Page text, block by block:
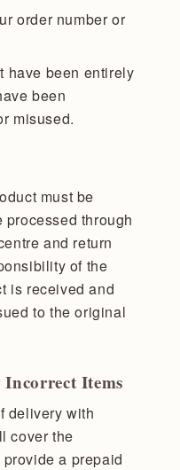
order number or
have been entirely
been
misused.
must be
processed through
and return
of the
is received and
to the original
Incorrect Items
delivery with
cover the
a prepaid